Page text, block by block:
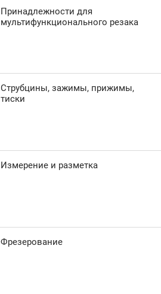
Принадлежности для
мультифункционального резака
Струбцины, зажимы, прижимы,
тиски
Измерение и разметка
Фрезерование